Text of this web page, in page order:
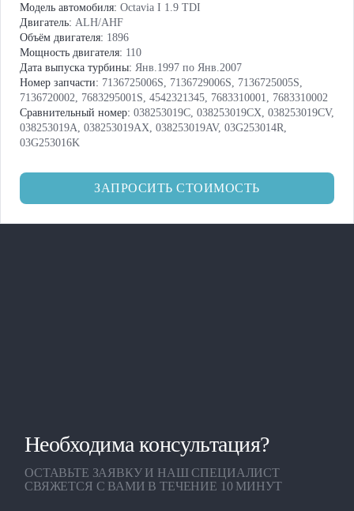
Модель автомобиля: Octavia I 1.9 TDI
Двигатель: ALH/AHF
Объём двигателя: 1896
Мощность двигателя: 110
Дата выпуска турбины: Янв.1997 по Янв.2007
Номер запчасти: 7136725006S, 7136729006S, 7136725005S,
7136720002, 7683295001S, 4542321345, 7683310001, 7683310002
Сравнительный номер: 038253019C, 038253019CX, 038253019CV,
038253019A, 038253019AX, 038253019AV, 03G253014R,
03G253016K
ЗАПРОСИТЬ СТОИМОСТЬ
Необходима консультация?
ОСТАВЬТЕ ЗАЯВКУ И НАШ СПЕЦИАЛИСТ
СВЯЖЕТСЯ С ВАМИ В ТЕЧЕНИЕ 10 МИНУТ